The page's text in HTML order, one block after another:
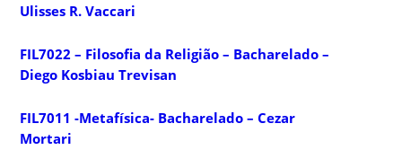
Ulisses R. Vaccari
FIL7022 – Filosofia da Religião – Bacharelado –
Diego Kosbiau Trevisan
FIL7011 -Metafísica- Bacharelado – Cezar
Mortari